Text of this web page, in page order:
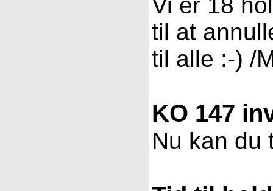
til at
til alle :-) /
KO 147
Nu kan du